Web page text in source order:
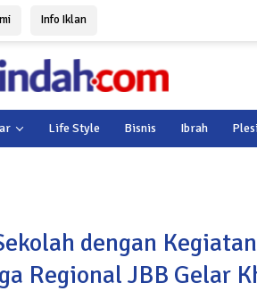
Info Iklan
Life Style Bisnis Ibrah
dengan
Regional JBB Gelar